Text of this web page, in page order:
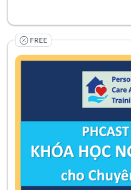
FREE
Khóa Học Người Nội Trợ
Listing Catalog: PHCAST
Listing Date: Self-paced